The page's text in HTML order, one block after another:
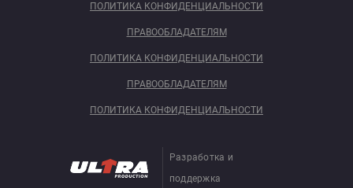
ПОЛИТИКА КОНФИДЕНЦИАЛЬНОСТИ
ПРАВООБЛАДАТЕЛЯМ
ПОЛИТИКА КОНФИДЕНЦИАЛЬНОСТИ
ПРАВООБЛАДАТЕЛЯМ
ПОЛИТИКА КОНФИДЕНЦИАЛЬНОСТИ
Разработка и
поддержка